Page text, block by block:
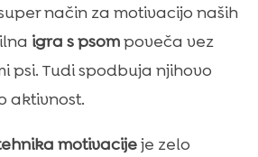
način za motivacijo naših
igra s psompoveča vez
psi. Tudi spodbuja njihovo
aktivnost.
motivacijeje zelo